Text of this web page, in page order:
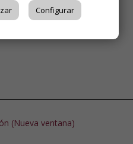
Configurar